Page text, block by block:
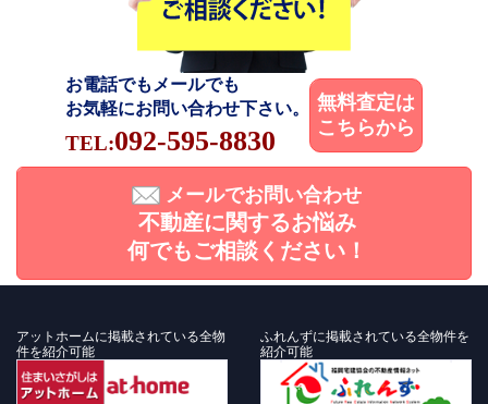
お電話でもメールでも
お気軽にお問い合わせ下さい。
TEL:092-595-8830
無料査定は
こちらから
メールでお問い合わせ
不動産に関するお悩み
何でもご相談ください！
アットホームに掲載されている全物
件を紹介可能
ふれんずに掲載されている全物件を
紹介可能